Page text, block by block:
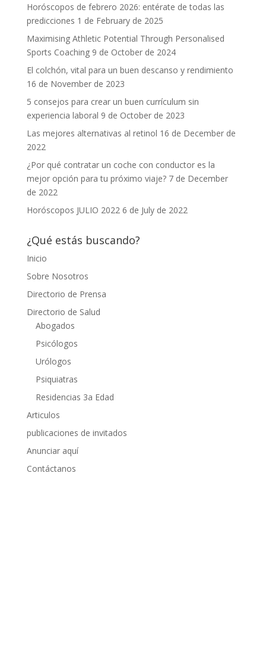
Horóscopos de febrero 2026: entérate de todas las
predicciones 1 de February de 2025
Maximising Athletic Potential Through Personalised
Sports Coaching 9 de October de 2024
El colchón, vital para un buen descanso y rendimiento
16 de November de 2023
5 consejos para crear un buen currículum sin
experiencia laboral 9 de October de 2023
Las mejores alternativas al retinol 16 de December de
2022
¿Por qué contratar un coche con conductor es la
mejor opción para tu próximo viaje? 7 de December
de 2022
Horóscopos JULIO 2022 6 de July de 2022
¿Qué estás buscando?
Inicio
Sobre Nosotros
Directorio de Prensa
Directorio de Salud
Abogados
Psicólogos
Urólogos
Psiquiatras
Residencias 3a Edad
Articulos
publicaciones de invitados
Anunciar aquí
Contáctanos